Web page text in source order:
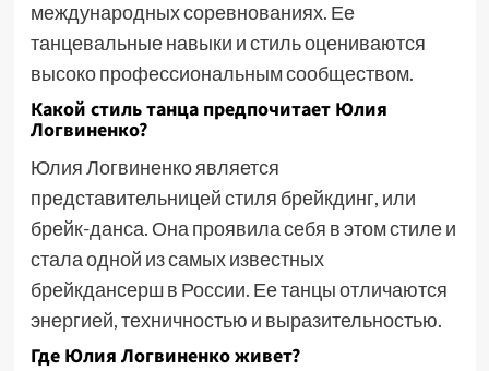
международных соревнованиях. Ее
танцевальные навыки и стиль оцениваются
высоко профессиональным сообществом.
Какой стиль танца предпочитает Юлия
Логвиненко?
Юлия Логвиненко является
представительницей стиля брейкдинг, или
брейк-данса. Она проявила себя в этом стиле и
стала одной из самых известных
брейкдансерш в России. Ее танцы отличаются
энергией, техничностью и выразительностью.
Где Юлия Логвиненко живет?